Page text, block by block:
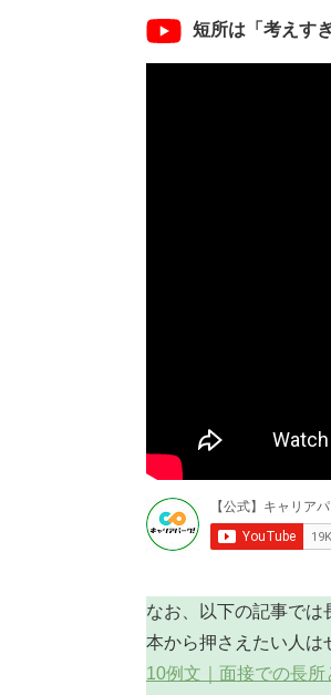
短所は「考えす
なお、以下の記事では
本から押さえたい人は
10例文｜面接での長